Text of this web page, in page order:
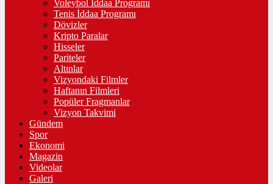
Voleybol İddaa Programı
Tenis İddaa Programı
Dövizler
Kripto Paralar
Hisseler
Pariteler
Altınlar
Vizyondaki Filmler
Haftanın Filmleri
Popüler Fragmanlar
Vizyon Takvimi
Gündem
Spor
Ekonomi
Magazin
Videolar
Galeri